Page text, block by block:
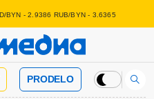
BYN - 2.9386 RUB/BYN - 3.6365
PRODELO